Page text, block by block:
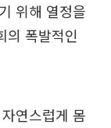
위해 열정을
의 폭발적인
연스럽게 몸